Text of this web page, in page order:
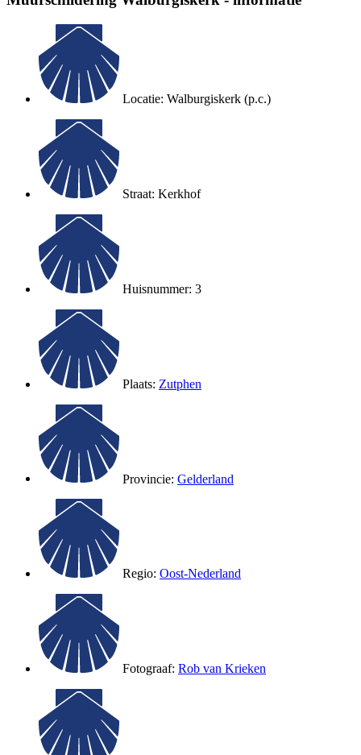
Locatie: Walburgiskerk (p.c.)
Straat: Kerkhof
Huisnummer: 3
Plaats: Zutphen
Provincie: Gelderland
Regio: Oost-Nederland
Fotograaf: Rob van Krieken